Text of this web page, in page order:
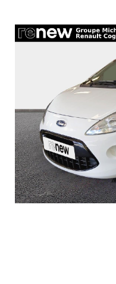
LIGIER
PROFESSIONAL
HISTORIQUE
DU
GROUPE
ACTUALITÉS